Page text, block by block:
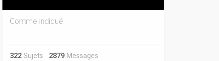
Comme indiqué
322 Sujets 2879 Messages